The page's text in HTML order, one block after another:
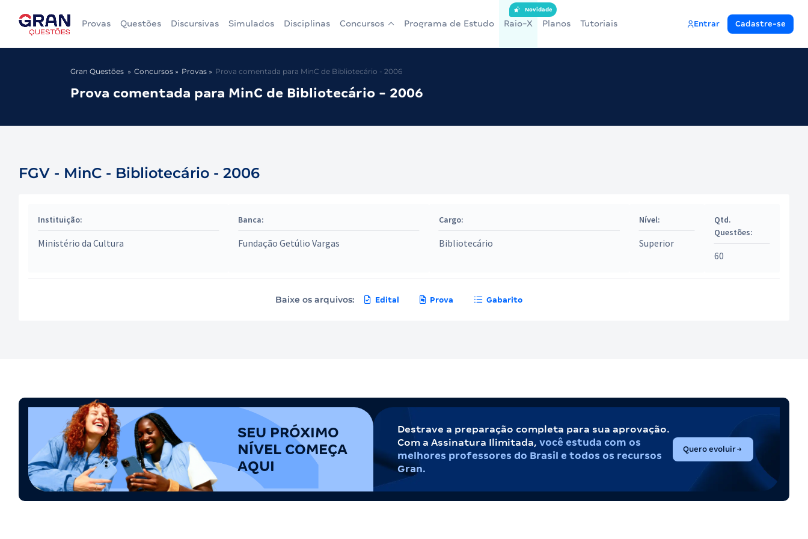
Provas Questões Discursivas Simulados Disciplinas Concursos Programa de Estudo Raio-X
Novidade
Planos Tutoriais Entrar Cadastre-se
Gran Questões Concursos Provas Prova comentada para MinC de Bibliotecário - 2006
Prova comentada para MinC de Bibliotecário - 2006
FGV - MinC - Bibliotecário - 2006
Instituição:
Ministério da Cultura
Banca:
Fundação Getúlio Vargas
Cargo:
Bibliotecário
Nível:
Superior
Qtd.
Questões:
60
Baixe os arquivos: Edital Prova Gabarito
SEU PRÓXIMO
NÍVEL COMEÇA
AQUI
Destrave a preparação completa para sua aprovação.
Com a Assinatura Ilimitada, você estuda com os
melhores professores do Brasil e todos os recursos
Gran.
Quero evoluir(abre em nova aba)